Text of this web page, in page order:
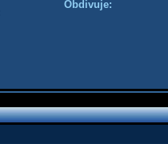
Obdivuje: